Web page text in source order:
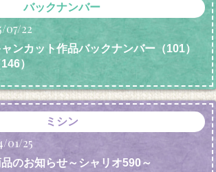
バックナンバー
07/22
ンカット作品バックナンバー（101）
）
ミシン
01/25
のお知らせ～シャリオ590～